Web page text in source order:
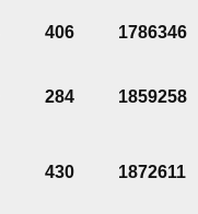
406 1786346
284 1859258
430 1872611